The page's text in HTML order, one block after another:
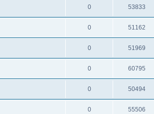
0 53833
0 51162
0 51969
0 60795
0 50494
0 55506